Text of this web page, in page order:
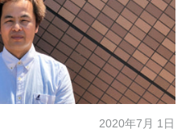
2020年7月 1日